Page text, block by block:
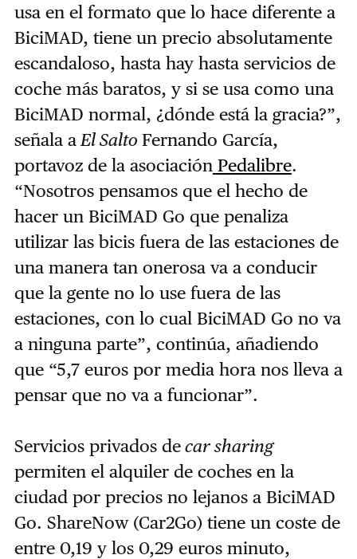
usa en el formato que lo hace diferente a
BiciMAD, tiene un precio absolutamente
escandaloso, hasta hay hasta servicios de
coche más baratos, y si se usa como una
BiciMAD normal, ¿dónde está la gracia?”,
señala aEl Salto Fernando García,
portavoz de la asociación Pedalibre.
“Nosotros pensamos que el hecho de
hacer un BiciMAD Go que penaliza
utilizar las bicis fuera de las estaciones de
una manera tan onerosa va a conducir
que la gente no lo use fuera de las
estaciones, con lo cual BiciMAD Go no va
a ninguna parte”, continúa, añadiendo
que “5,7 euros por media hora nos lleva a
pensar que no va a funcionar”.
Servicios privados decar sharing
permiten el alquiler de coches en la
ciudad por precios no lejanos a BiciMAD
Go. ShareNow (Car2Go) tiene un coste de
entre 0,19 y los 0,29 euros minuto,